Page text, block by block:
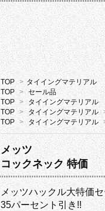
TOP > タイイングマテリアル
TOP > セール品
TOP >
タイイングマテリアル
TOP > タイイングマテリアル
TOP > タイイングマテリアル
メッツ
コックネック 特価
メッツハックル大特価
35パーセント引き!!